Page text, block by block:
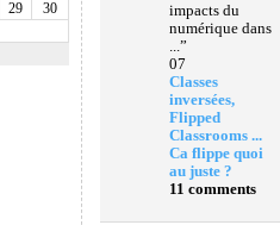
29
30
impacts du
numérique dans
...”
07
Classes
inversées,
Flipped
Classrooms ...
Ca flippe quoi
au juste ?
11 comments